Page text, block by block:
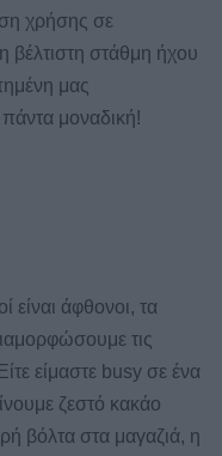
χρήσης σε
βέλτιστη στάθμη ήχου
μας
πάντα μοναδική!
είναι άφθονοι, τα
τις
είμαστε busy σε ένα
ζεστό κακάο
βόλτα στα μαγαζιά, η